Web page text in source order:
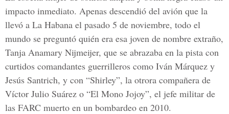
impacto inmediato. Apenas descendió del avión que la
llevó a La Habana el pasado 5 de noviembre, todo el
mundo se preguntó quién era esa joven de nombre extraño,
Tanja Anamary Nijmeijer, que se abrazaba en la pista con
curtidos comandantes guerrilleros como Iván Márquez y
Jesús Santrich, y con “Shirley”, la otrora compañera de
Víctor Julio Suárez o “El Mono Jojoy”, el jefe militar de
las FARC muerto en un bombardeo en 2010.